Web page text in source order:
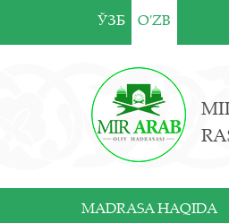
ЎЗБ O'ZB
MADRASA HAQIDA